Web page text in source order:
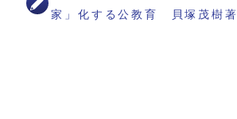
家」化する公教育 貝塚茂樹著